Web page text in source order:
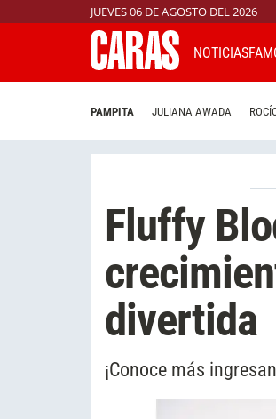
JUEVES 06 DE AGOSTO DEL 2026
NOTICIAS
PAMPITA JULIANA AWADA
Fluffy
divertida
¡Conoce más